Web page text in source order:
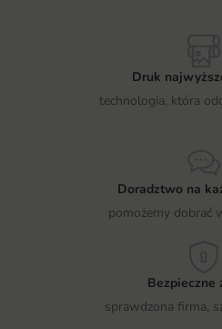
Druk
technologia, która
Doradztwo na
pomożemy dobrać
Bezpieczne
sprawdzona firma,